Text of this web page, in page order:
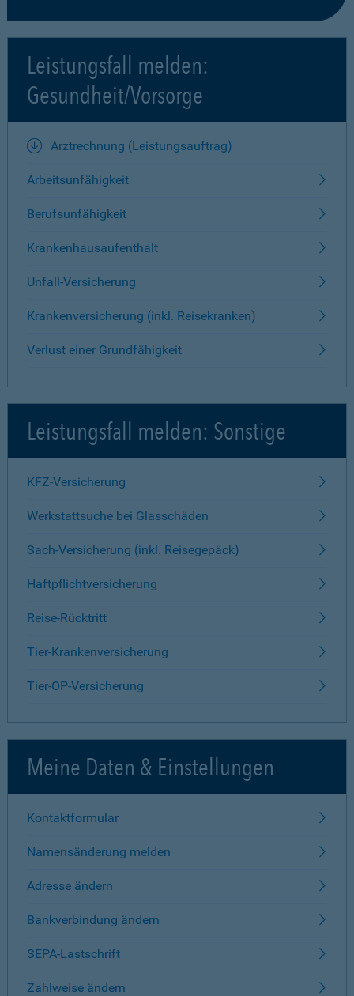
Leistungsfall melden:
Gesundheit/Vorsorge
Arztrechnung (Leistungsauftrag)
Arbeitsunfähigkeit
Berufsunfähigkeit
Krankenhausaufenthalt
Unfall-Versicherung
Krankenversicherung (inkl. Reisekranken)
Verlust einer Grundfähigkeit
Leistungsfall melden: Sonstige
KFZ-Versicherung
Werkstattsuche bei Glasschäden
Sach-Versicherung (inkl. Reisegepäck)
Haftpflichtversicherung
Reise-Rücktritt
Tier-Krankenversicherung
Tier-OP-Versicherung
Meine Daten & Einstellungen
Kontaktformular
Namensänderung melden
Adresse ändern
Bankverbindung ändern
SEPA-Lastschrift
Zahlweise ändern